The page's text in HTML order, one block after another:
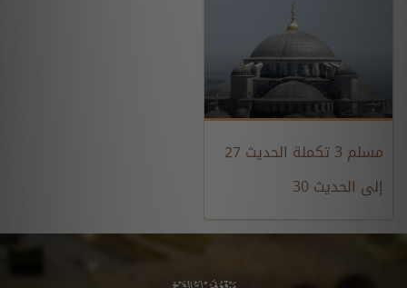
مسلم 3 تكملة الحديث 27
إلى الحديث 30